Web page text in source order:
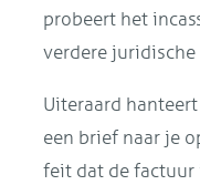
probeert het
verdere
Uiteraard
een brief naar je
feit dat de factuur